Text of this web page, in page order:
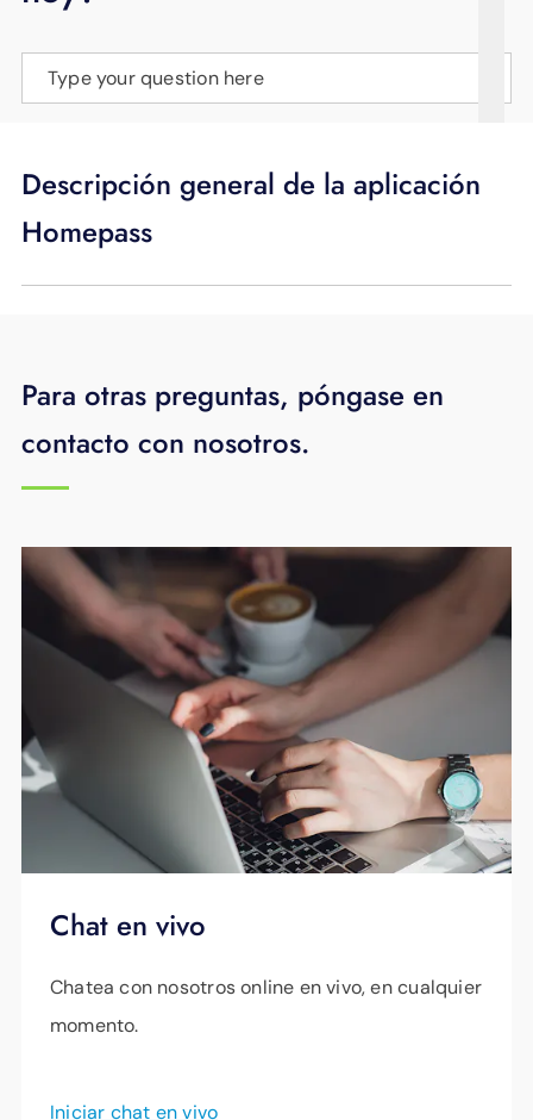
Type your question here
Descripción general de la aplicación
Homepass
Para otras preguntas, póngase en
contacto con nosotros.
Chat en vivo
Chatea con nosotros online en vivo, en cualquier
momento.
Iniciar chat en vivo